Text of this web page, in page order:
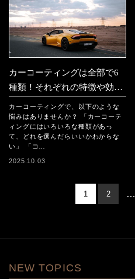
カーコーティングは全部で6
種類！それぞれの特徴や効果
の違いを徹底解説
カーコーティングで、以下のような
悩みはありませんか？ 「カーコーテ
ィングにはいろいろな種類があっ
て、どれを選んだらいいかわからな
い」 「コ…
2025.10.03
1 2 …
NEW TOPICS